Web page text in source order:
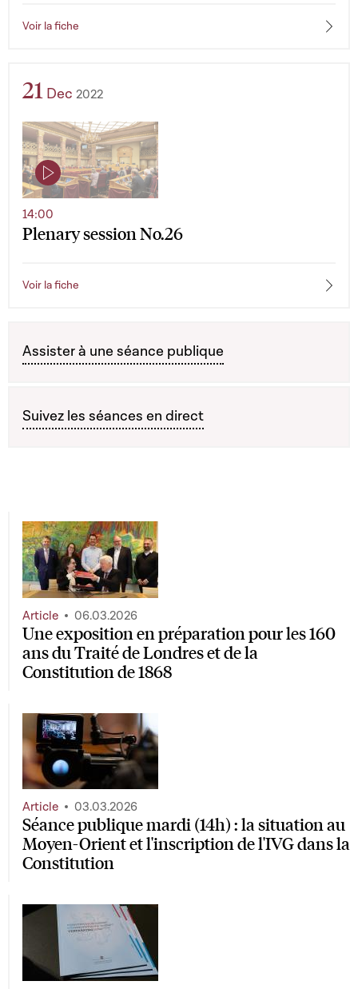
Voir la fiche
21 Dec 2022
Plenary session No.26
14:00
Voir la fiche
Assister à une séance publique
Suivez les séances en direct
Une exposition en préparation pour les 160
ans du Traité de Londres et de la
Constitution de 1868
Article 06.03.2026
Séance publique mardi (14h) : la situation au
Moyen-Orient et l'inscription de l'IVG dans la
Constitution
Article 03.03.2026